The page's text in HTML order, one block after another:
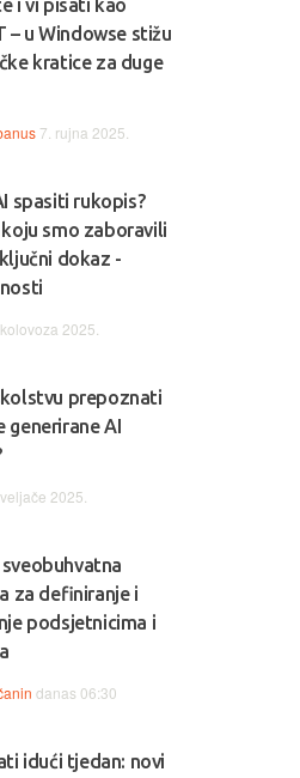
i vi pisati kao
– u Windowse stižu
kratice za duge
7. rujna 2025.
spasiti rukopis?
smo zaboravili
dokaz -
2025.
prepoznati
generirane AI
2025.
sveobuhvatna
za definiranje i
podsjetnicima i
danas 06:30
idući tjedan: novi